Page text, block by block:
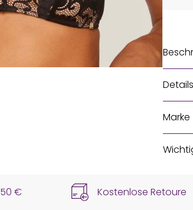
Details
Marke
50 € Kostenlose Retoure